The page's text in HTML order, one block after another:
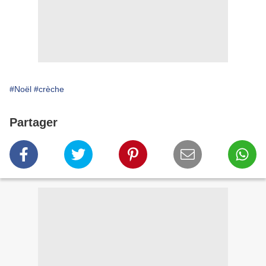
#Noël #crèche
Partager